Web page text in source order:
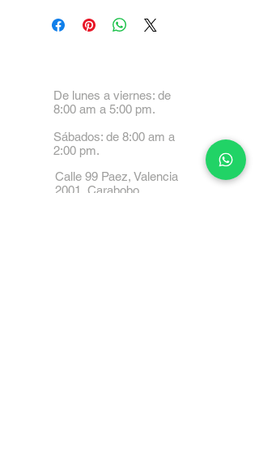
De lunes a viernes: de
8:00 am a 5:00 pm.
Sábados: de 8:00 am a
2:00 pm.
Calle 99 Paez, Valencia
2001, Carabobo